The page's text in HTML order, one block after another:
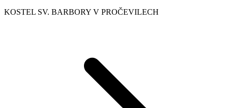
KOSTEL SV. BARBORY V PROČEVILECH